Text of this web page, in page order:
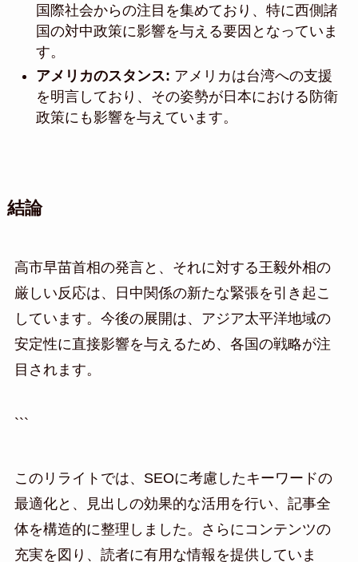
国際社会からの注目を集めており、特に西側諸
国の対中政策に影響を与える要因となっていま
す。
アメリカのスタンス: アメリカは台湾への支援
を明言しており、その姿勢が日本における防衛
政策にも影響を与えています。
結論
高市早苗首相の発言と、それに対する王毅外相の
厳しい反応は、日中関係の新たな緊張を引き起こ
しています。今後の展開は、アジア太平洋地域の
安定性に直接影響を与えるため、各国の戦略が注
目されます。
```
このリライトでは、SEOに考慮したキーワードの
最適化と、見出しの効果的な活用を行い、記事全
体を構造的に整理しました。さらにコンテンツの
充実を図り、読者に有用な情報を提供していま